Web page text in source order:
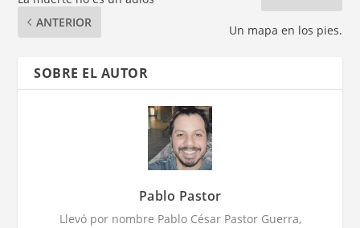
ANTERIOR
Un mapa en los pies.
SOBRE EL AUTOR
Pablo Pastor
Llevó por nombre Pablo César Pastor Guerra,